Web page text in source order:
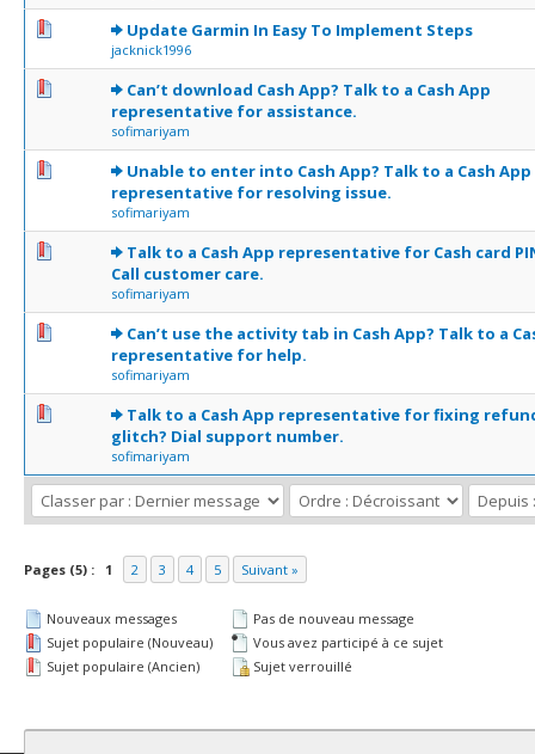
Update Garmin In Easy To Implement Steps
jacknick1996
0 Votes - 0 sur 5 en moyenne
12345
Can’t download Cash App? Talk to a Cash App
representative for assistance.
sofimariyam
0 Votes - 0 sur 5 en moyenne
12345
Unable to enter into Cash App? Talk to a Cash App
representative for resolving issue.
sofimariyam
0 Votes - 0 sur 5 en moyenne
12345
Talk to a Cash App representative for Cash card
Call customer care.
sofimariyam
0 Votes - 0 sur 5 en moyenne
12345
Can’t use the activity tab in Cash App? Talk to a
representative for help.
sofimariyam
0 Votes - 0 sur 5 en moyenne
123 45
Talk to a Cash App representative for fixing
glitch? Dial support number.
sofimariyam
0 Votes - 0 sur 5 en moyenne
12345
Pages (5) : 1 2 3 4 5 Suivant »
Nouveaux messages
Sujet populaire (Nouveau)
Sujet populaire (Ancien)
Pas de nouveau message
Vous avez participé à ce sujet
Sujet verrouillé